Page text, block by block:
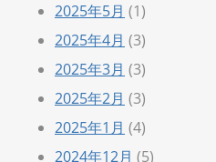
2025年5月 (1)
2025年4月 (3)
2025年3月 (3)
2025年2月 (3)
2025年1月 (4)
2024年12月 (5)